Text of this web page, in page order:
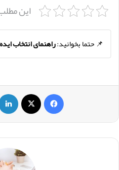
این
📌 حتما بخوانید:راهنمای انتخاب